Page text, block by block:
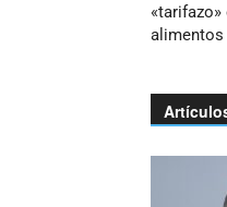
alimentos